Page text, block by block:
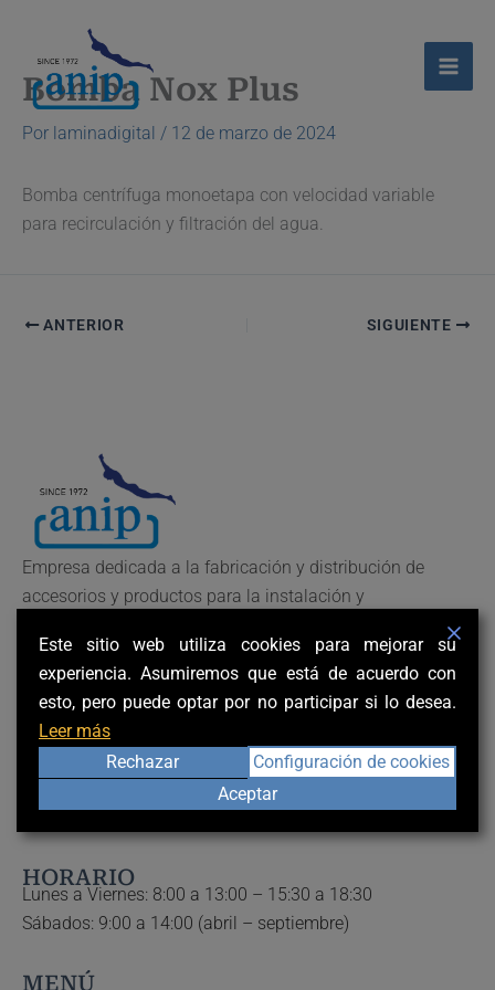
contenido
Bomba Nox Plus
Por laminadigital / 12 de marzo de 2024
Bomba centrífuga monoetapa con velocidad variable
para recirculación y filtración del agua.
ANTERIOR SIGUIENTE
Empresa dedicada a la fabricación y distribución de
accesorios y productos para la instalación y
CONTACTO
Polígono Industrial Los Valeros
Calle Rio Taibilla 25.
03178 Benijófar, Alicante.
(+34) 966 710 428
Mail:clientes@piscinasaniplevante.com
HORARIO
Lunes a Viernes: 8:00 a 13:00 – 15:30 a 18:30
Sábados: 9:00 a 14:00 (abril – septiembre)
MENÚ
Este sitio web utiliza cookies para mejorar su
experiencia. Asumiremos que está de acuerdo con
esto, pero puede optar por no participar si lo desea.
Leer más
Rechazar
Configuración de cookies
Aceptar